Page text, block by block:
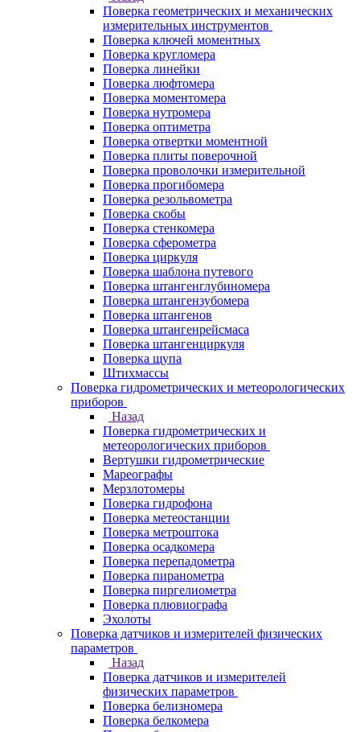
Поверка геометрических и механических
измерительных инструментов
Поверка ключей моментных
Поверка кругломера
Поверка линейки
Поверка люфтомера
Поверка моментомера
Поверка нутромера
Поверка оптиметра
Поверка отвертки моментной
Поверка плиты поверочной
Поверка проволочки измерительной
Поверка прогибомера
Поверка резольвометра
Поверка скобы
Поверка стенкомера
Поверка сферометра
Поверка циркуля
Поверка шаблона путевого
Поверка штангенглубиномера
Поверка штангензубомера
Поверка штангенов
Поверка штангенрейсмаса
Поверка штангенциркуля
Поверка щупа
Штихмассы
Поверка гидрометрических и метеорологических
приборов
Назад
Поверка гидрометрических и
метеорологических приборов
Вертушки гидрометрические
Мареографы
Мерзлотомеры
Поверка гидрофона
Поверка метеостанции
Поверка метроштока
Поверка осадкомера
Поверка перепадометра
Поверка пиранометра
Поверка пиргелиометра
Поверка плювиографа
Эхолоты
Поверка датчиков и измерителей физических
параметров
Назад
Поверка датчиков и измерителей
физических параметров
Поверка белизномера
Поверка белкомера